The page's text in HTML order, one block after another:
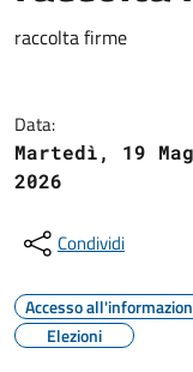
raccolta firme
Data:
Martedì, 19
2026
Condividi
Accesso
Elezioni